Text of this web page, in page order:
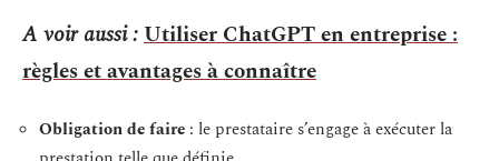
A voir aussi :Utiliser ChatGPT en entreprise :
règles et avantages à connaître
Obligation de faire : le prestataire s’engage à exécuter la